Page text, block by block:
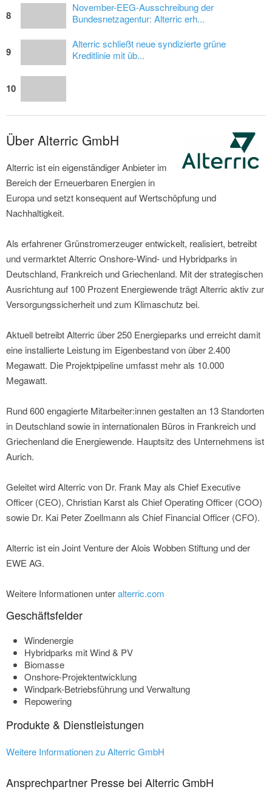
8
November-EEG-Ausschreibung der
Bundesnetzagentur: Alterric erh...
9
Alterric schließt neue syndizierte grüne
Kreditlinie mit üb...
10
Über Alterric GmbH
Alterric ist ein eigenständiger Anbieter im
Bereich der Erneuerbaren Energien in
Europa und setzt konsequent auf Wertschöpfung und
Nachhaltigkeit.
Als erfahrener Grünstromerzeuger entwickelt, realisiert, betreibt
und vermarktet Alterric Onshore-Wind- und Hybridparks in
Deutschland, Frankreich und Griechenland. Mit der strategischen
Ausrichtung auf 100 Prozent Energiewende trägt Alterric aktiv zur
Versorgungssicherheit und zum Klimaschutz bei.
Aktuell betreibt Alterric über 250 Energieparks und erreicht damit
eine installierte Leistung im Eigenbestand von über 2.400
Megawatt. Die Projektpipeline umfasst mehr als 10.000
Megawatt.
Rund 600 engagierte Mitarbeiter:innen gestalten an 13 Standorten
in Deutschland sowie in internationalen Büros in Frankreich und
Griechenland die Energiewende. Hauptsitz des Unternehmens ist
Aurich.
Geleitet wird Alterric von Dr. Frank May als Chief Executive
Officer (CEO), Christian Karst als Chief Operating Officer (COO)
sowie Dr. Kai Peter Zoellmann als Chief Financial Officer (CFO).
Alterric ist ein Joint Venture der Alois Wobben Stiftung und der
EWE AG.
Weitere Informationen unteralterric.com
Geschäftsfelder
Windenergie
Hybridparks mit Wind & PV
Biomasse
Onshore-Projektentwicklung
Windpark-Betriebsführung und Verwaltung
Repowering
Produkte & Dienstleistungen
Weitere Informationen zu Alterric GmbH
Ansprechpartner Presse bei Alterric GmbH